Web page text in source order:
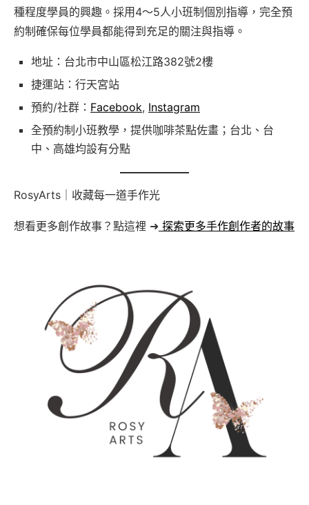
種程度學員的興趣。採用4～5人小班制個別指導，完全預
約制確保每位學員都能得到充足的關注與指導。
地址：台北市中山區松江路382號2樓
捷運站：行天宮站
預約/社群： Facebook, Instagram
全預約制小班教學，提供咖啡茶點佐畫；台北、台
中、高雄均設有分點
RosyArts｜收藏每一道手作光
想看更多創作故事？點這裡 ➜ 探索更多手作創作者的故事